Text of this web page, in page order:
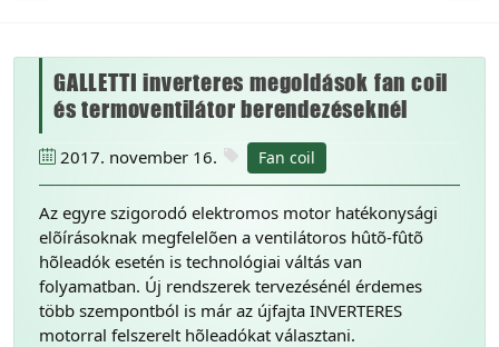
GALLETTI inverteres megoldások fan coil
és termoventilátor berendezéseknél
2017. november 16. Fan coil
Az egyre szigorodó elektromos motor hatékonysági
elõírásoknak megfelelõen a ventilátoros hûtõ-fûtõ
hõleadók esetén is technológiai váltás van
folyamatban. Új rendszerek tervezésénél érdemes
több szempontból is már az újfajta INVERTERES
motorral felszerelt hõleadókat választani.